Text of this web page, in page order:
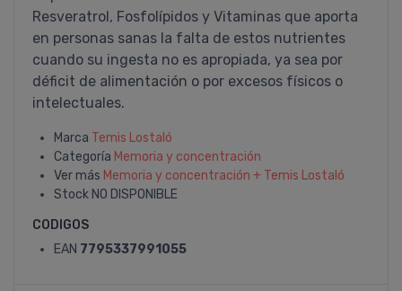
Resveratrol, Fosfolí­pidos y Vitaminas que aporta
en personas sanas la falta de estos nutrientes
cuando su ingesta no es apropiada, ya sea por
déficit de alimentación o por excesos fí­sicos o
intelectuales.
Marca Temis Lostaló
Categoría Memoria y concentración
Ver más Memoria y concentración + Temis Lostaló
Stock NO DISPONIBLE
CODIGOS
EAN 7795337991055